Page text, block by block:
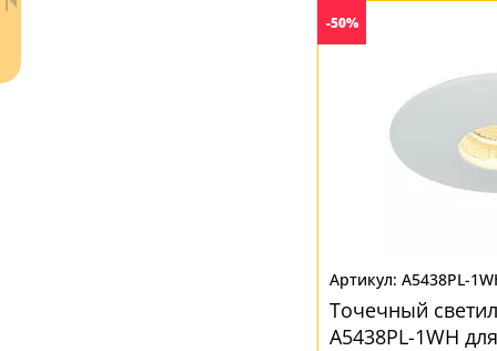
- бесплатно по России
-50%
A5438PL-
Точечный
A5438PL-1WH